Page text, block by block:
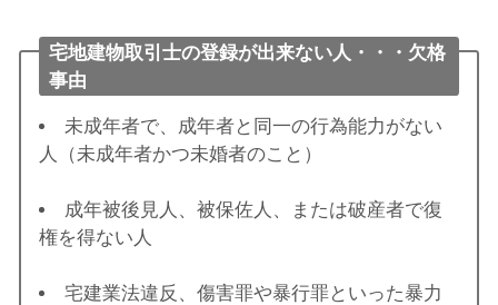
宅地建物取引士の登録が出来ない人・・・欠格
事由
未成年者で、成年者と同一の行為能力がない
人（未成年者かつ未婚者のこと）
成年被後見人、被保佐人、または破産者で復
権を得ない人
宅建業法違反、傷害罪や暴行罪といった暴力